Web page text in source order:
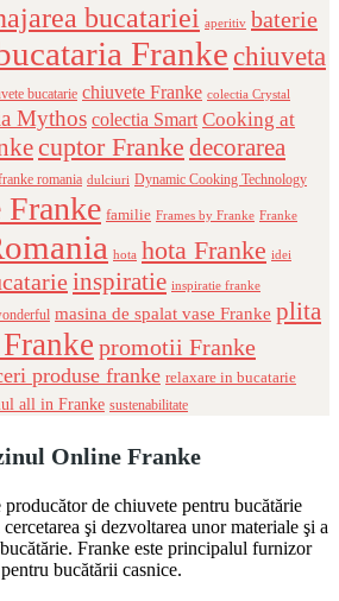
bucatariei aperitiv baterie
Franke chiuveta
bucatarie chiuvete Franke colectia Crystal
Mythos colectia Smart Cooking at
cuptor Franke decorarea
romania dulciuri Dynamic Cooking Technology
Franke familie Frames by Franke Franke
hota hota Franke idei
inspiratie inspiratie franke
masina de spalat vase Franke plita
promotii Franke
produse franke relaxare in bucatarie
all in Franke sustenabilitate
Online Franke
producător de chiuvete pentru bucătărie
şi dezvoltarea unor materiale şi a
Franke este principalul furnizor
bucătării casnice.